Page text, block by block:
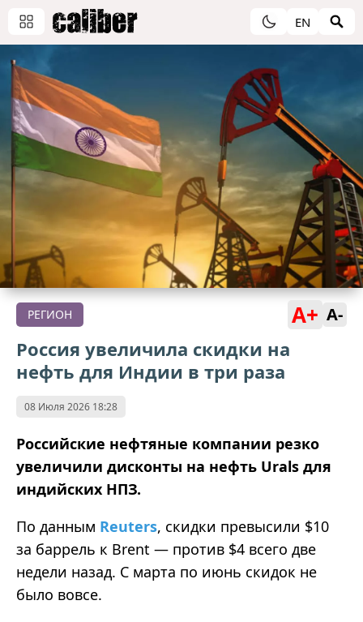
EN
РЕГИОН A+ A-
Россия увеличила скидки на
нефть для Индии в три раза
08 Июля 2026 18:28
Российские нефтяные компании резко
увеличили дисконты на нефть Urals для
индийских НПЗ.
По данным Reuters, скидки превысили $10
за баррель к Brent — против $4 всего две
недели назад. С марта по июнь скидок не
было вовсе.